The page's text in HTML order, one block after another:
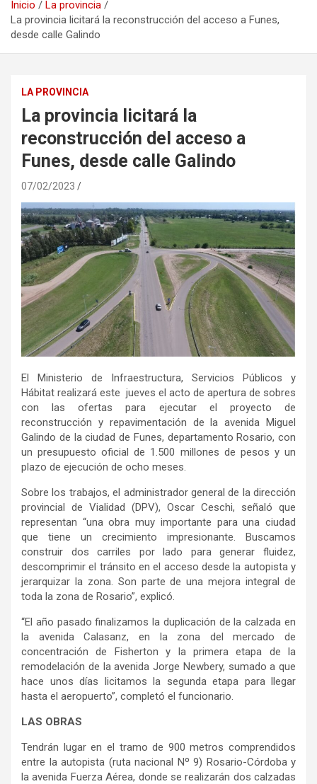
Inicio
La provincia
La provincia licitará la reconstrucción del acceso a Funes,
desde calle Galindo
LA PROVINCIA
La provincia licitará la
reconstrucción del acceso a
Funes, desde calle Galindo
07/02/2023
El Ministerio de Infraestructura, Servicios Públicos y
Hábitat realizará este jueves el acto de apertura de sobres
con las ofertas para ejecutar el proyecto de
reconstrucción y repavimentación de la avenida Miguel
Galindo de la ciudad de Funes, departamento Rosario, con
un presupuesto oficial de 1.500 millones de pesos y un
plazo de ejecución de ocho meses.
Sobre los trabajos, el administrador general de la dirección
provincial de Vialidad (DPV), Oscar Ceschi, señaló que
representan “una obra muy importante para una ciudad
que tiene un crecimiento impresionante. Buscamos
construir dos carriles por lado para generar fluidez,
descomprimir el tránsito en el acceso desde la autopista y
jerarquizar la zona. Son parte de una mejora integral de
toda la zona de Rosario”, explicó.
“El año pasado finalizamos la duplicación de la calzada en
la avenida Calasanz, en la zona del mercado de
concentración de Fisherton y la primera etapa de la
remodelación de la avenida Jorge Newbery, sumado a que
hace unos días licitamos la segunda etapa para llegar
hasta el aeropuerto”, completó el funcionario.
LAS OBRAS
Tendrán lugar en el tramo de 900 metros comprendidos
entre la autopista (ruta nacional Nº 9) Rosario-Córdoba y
la avenida Fuerza Aérea, donde se realizarán dos calzadas